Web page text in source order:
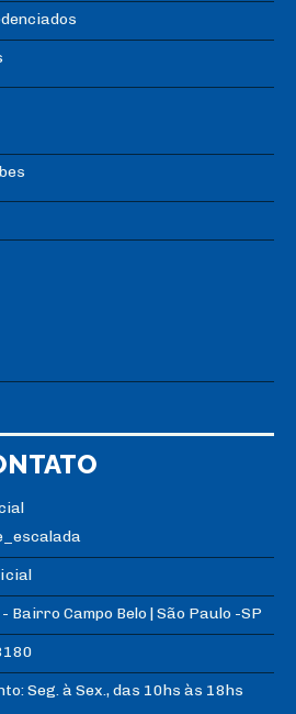
Bairro Campo Belo | São Paulo -SP
Seg. à Sex., das 10hs às 18hs